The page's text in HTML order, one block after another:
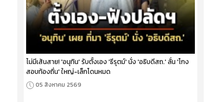
ไม่มีเส้นสาย! 'อนุทิน' รับตั้งเอง 'ธีรุตม์' นั่ง 'อธิบดีสถ.' ลั่น 'โกง
สอบท้องถิ่น' ใหญ่-เล็กโดนหมด
05 สิงหาคม 2569